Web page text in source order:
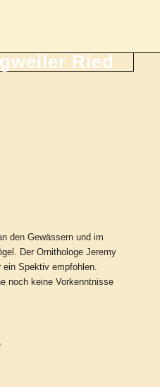
den Gewässern und im
Der Ornithologe Jeremy
Spektiv empfohlen.
noch keine Vorkenntnisse